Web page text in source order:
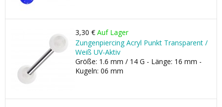
3,30 € Auf Lager
Zungenpiercing Acryl Punkt Transparent /
Weiß UV-Aktiv
Größe: 1.6 mm / 14 G - Länge: 16 mm -
Kugeln: 06 mm